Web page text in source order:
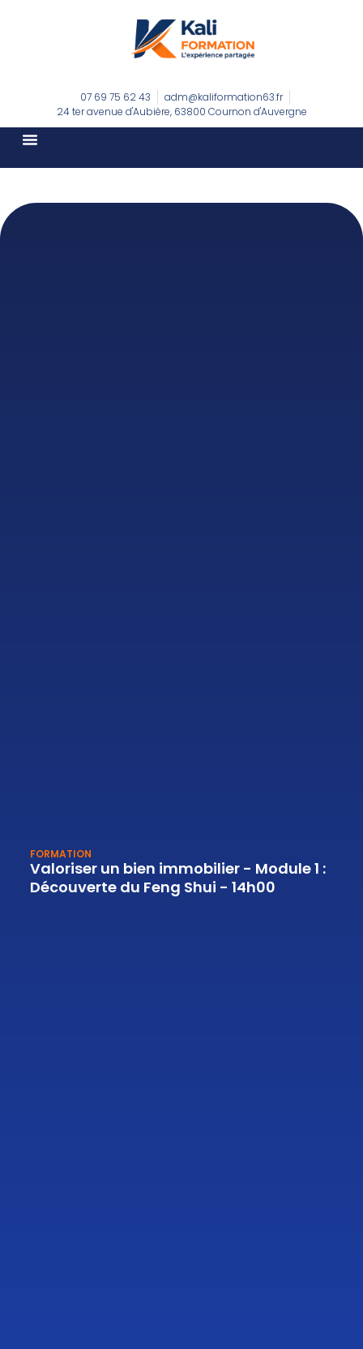
07 69 75 62 43
adm@kaliformation63.fr
24 ter avenue d'Aubière, 63800 Cournon d'Auvergne
FORMATION
Valoriser un bien immobilier - Module 1 :
Découverte du Feng Shui - 14h00